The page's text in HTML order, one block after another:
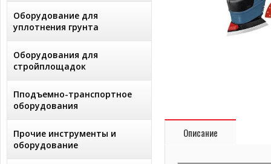
Оборудование для
уплотнения грунта
Оборудования для
стройплощадок
Пподъемно-транспортное
оборудования
Прочие инструменты и
оборудование
Описание